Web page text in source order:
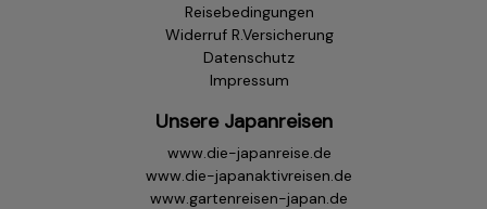
Reisebedingungen
Widerruf R.Versicherung
Datenschutz
Impressum
Unsere Japanreisen
www.die-japanreise.de
www.die-japanaktivreisen.de
www.gartenreisen-japan.de